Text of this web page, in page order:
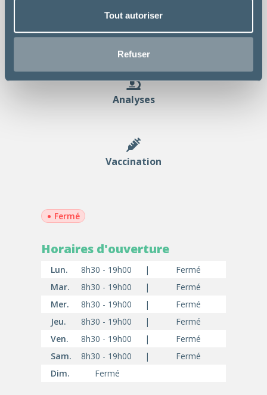
Tout autoriser
Refuser
Chirurgie
Analyses
Vaccination
• Fermé
Horaires d'ouverture
Lun. 8h30 - 19h00 |
Fermé
Mar.
8h30 - 19h00 |
Fermé
Mer.
8h30 - 19h00 |
Fermé
Jeu.
8h30 - 19h00 |
Fermé
Ven.
8h30 - 19h00 |
Fermé
Sam.
8h30 - 19h00 |
Fermé
Dim.
Fermé